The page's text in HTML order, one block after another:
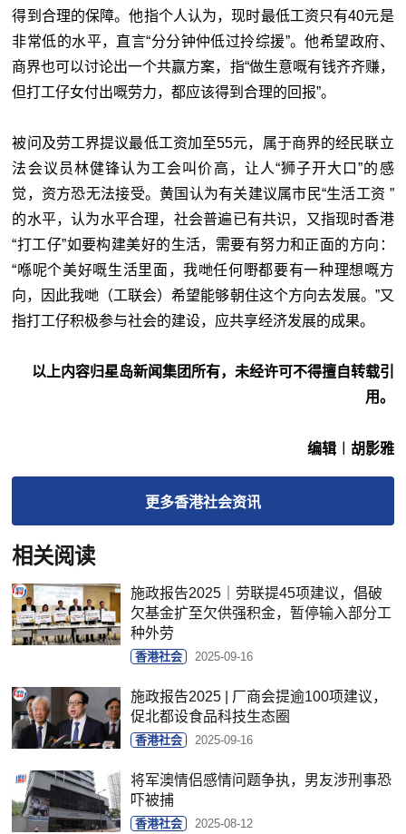
得到合理的保障。他指个人认为，现时最低工资只有40元是
非常低的水平，直言“分分钟仲低过拎综援”。他希望政府、
商界也可以讨论出一个共赢方案，指“做生意嘅有钱齐齐赚，
但打工仔女付出嘅劳力，都应该得到合理的回报”。
被问及劳工界提议最低工资加至55元，属于商界的经民联立
法会议员林健锋认为工会叫价高，让人“狮子开大口”的感
觉，资方恐无法接受。黄国认为有关建议属市民“生活工资 ”
的水平，认为水平合理，社会普遍已有共识，又指现时香港
“打工仔”如要构建美好的生活，需要有努力和正面的方向：
“喺呢个美好嘅生活里面，我哋任何嘢都要有一种理想嘅方
向，因此我哋（工联会）希望能够朝住这个方向去发展。”又
指打工仔积极参与社会的建设，应共享经济发展的成果。
以上内容归星岛新闻集团所有，未经许可不得擅自转载引
用。
编辑︱胡影雅
更多香港社会资讯
相关阅读
施政报告2025｜劳联提45项建议，倡破
欠基金扩至欠供强积金，暂停输入部分工
种外劳
香港社会 2025-09-16
施政报告2025 | 厂商会提逾100项建议，
促北都设食品科技生态圈
香港社会 2025-09-16
将军澳情侣感情问题争执，男友涉刑事恐
吓被捕
香港社会 2025-08-12